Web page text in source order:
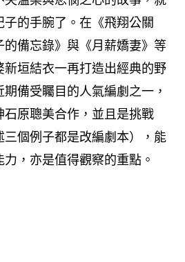
的手腕了。在《飛翔公關
的備忘錄》與《月薪嬌妻》等
垣結衣一再打造出經典的野
備受矚目的人氣編劇之一，
原聰美合作，並且是挑戰
三個例子都是改編劇本），能
，亦是值得觀察的重點。